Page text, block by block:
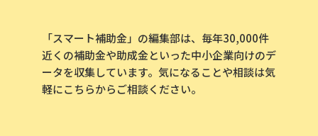
「スマート補助金」の編集部は、毎年30,000件
近くの補助金や助成金といった中小企業向けのデ
ータを収集しています。気になることや相談は気
軽にこちらからご相談ください。